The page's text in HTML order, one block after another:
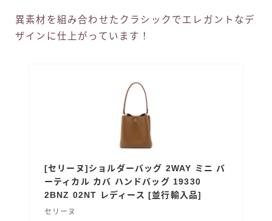
異素材を組み合わせたクラシックでエレガントなデ
ザインに仕上がっています！
[セリーヌ]ショルダーバッグ 2WAY ミニ バ
ーティカル カバ ハンドバッグ 19330
2BNZ 02NT レディース [並行輸入品]
セリーヌ